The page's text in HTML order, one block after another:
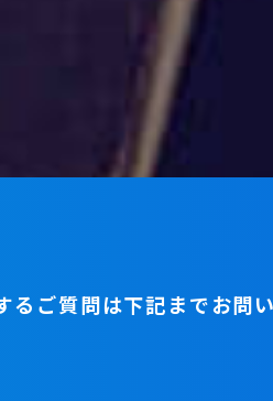
るご質問は下記までお問